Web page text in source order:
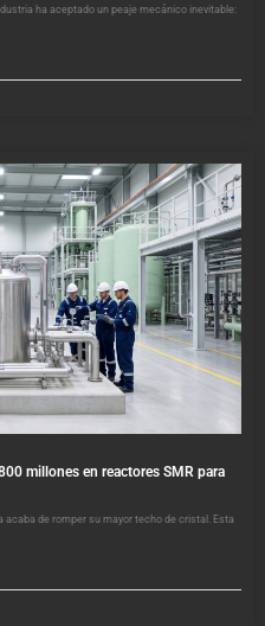
ha aceptado un peaje mecánico inevitable:
millones en reactores SMR para
acaba de romper su mayor techo de cristal. Esta